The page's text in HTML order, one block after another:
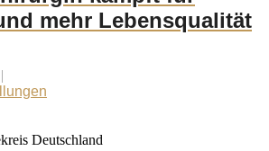
mehr Lebensqualität
Deutschland